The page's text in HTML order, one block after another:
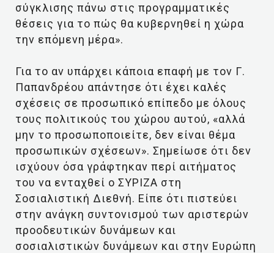
σύγκλισης πάνω στις προγραμματικές
θέσεις για το πώς θα κυβερνηθεί η χώρα
την επόμενη μέρα».
Για το αν υπάρχει κάποια επαφή με τον Γ.
Παπανδρέου απάντησε ότι έχει καλές
σχέσεις σε προσωπικό επίπεδο με όλους
τους πολιτικούς του χώρου αυτού, «αλλά
μην το προσωποποιείτε, δεν είναι θέμα
προσωπικών σχέσεων». Σημείωσε ότι δεν
ισχύουν όσα γράφτηκαν περί αιτήματος
του να ενταχθεί ο ΣΥΡΙΖΑ στη
Σοσιαλιστική Διεθνή. Είπε ότι πιστεύει
στην ανάγκη συντονισμού των αριστερών
προοδευτικών δυνάμεων και
σοσιαλιστικών δυνάμεων και στην Ευρώπη